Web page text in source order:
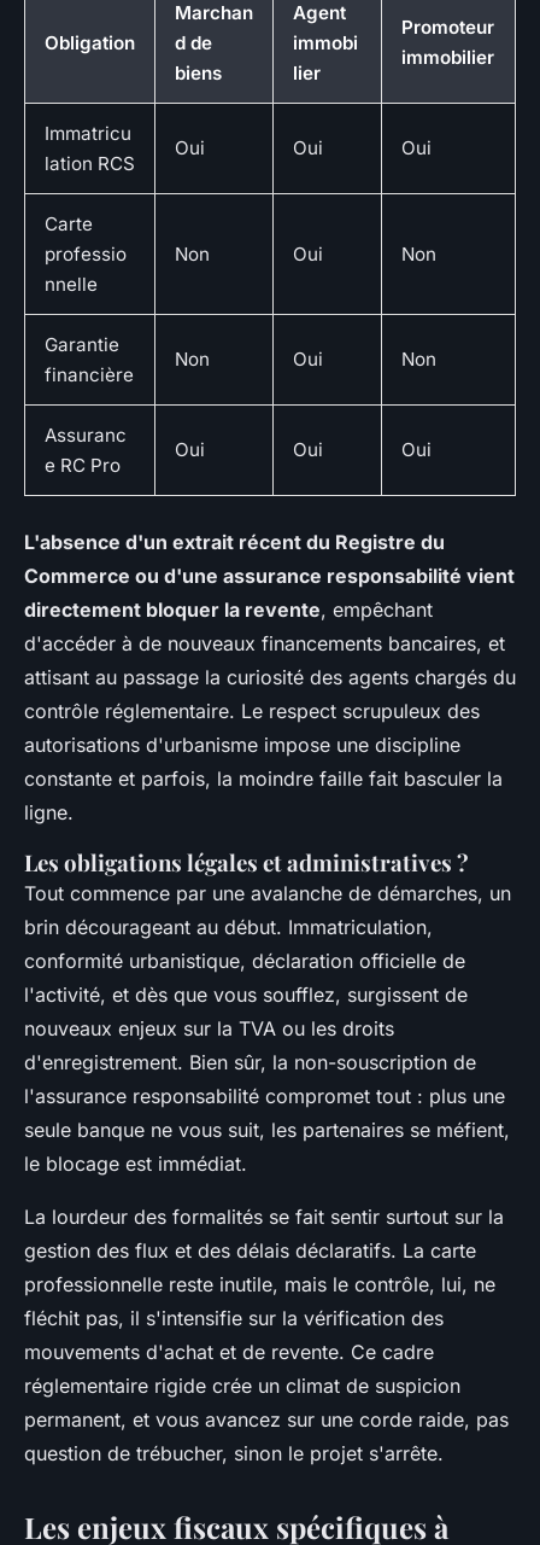
Obligation
Marchan
d de
biens
Agent
immobi
lier
Promoteur
immobilier
Immatricu
lation RCS
Oui Oui Oui
Carte
professio
nnelle
Non Oui Non
Garantie
financière
Non Oui Non
Assuranc
e RC Pro
Oui Oui Oui
L'absence d'un extrait récent du Registre du
Commerce ou d'une assurance responsabilité vient
directement bloquer la revente, empêchant
d'accéder à de nouveaux financements bancaires, et
attisant au passage la curiosité des agents chargés du
contrôle réglementaire. Le respect scrupuleux des
autorisations d'urbanisme impose une discipline
constante et parfois, la moindre faille fait basculer la
ligne.
Les obligations légales et administratives ?
Tout commence par une avalanche de démarches, un
brin décourageant au début. Immatriculation,
conformité urbanistique, déclaration officielle de
l'activité, et dès que vous soufflez, surgissent de
nouveaux enjeux sur la TVA ou les droits
d'enregistrement. Bien sûr, la non-souscription de
l'assurance responsabilité compromet tout : plus une
seule banque ne vous suit, les partenaires se méfient,
le blocage est immédiat.
La lourdeur des formalités se fait sentir surtout sur la
gestion des flux et des délais déclaratifs. La carte
professionnelle reste inutile, mais le contrôle, lui, ne
fléchit pas, il s'intensifie sur la vérification des
mouvements d'achat et de revente. Ce cadre
réglementaire rigide crée un climat de suspicion
permanent, et vous avancez sur une corde raide, pas
question de trébucher, sinon le projet s'arrête.
Les enjeux fiscaux spécifiques à